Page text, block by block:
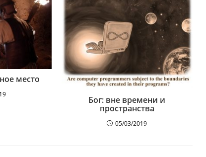
место
Бог: вне времени и
пространства
05/03/2019